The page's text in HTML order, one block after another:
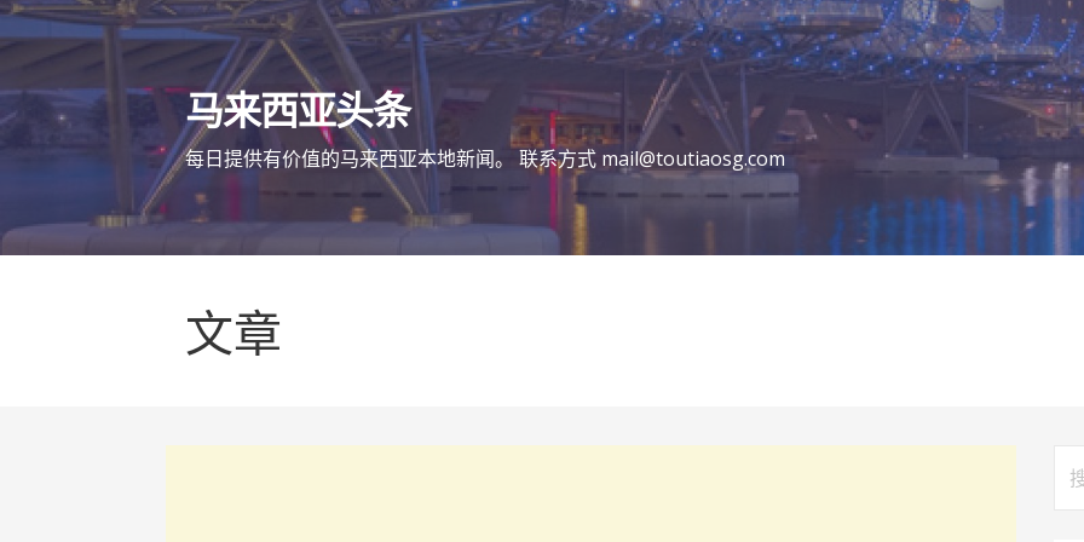
跳
至
内
容
马来西亚头条
每日提供有价值的马来西亚本地新闻。 联系方式 mail@toutiaosg.com
文章
索